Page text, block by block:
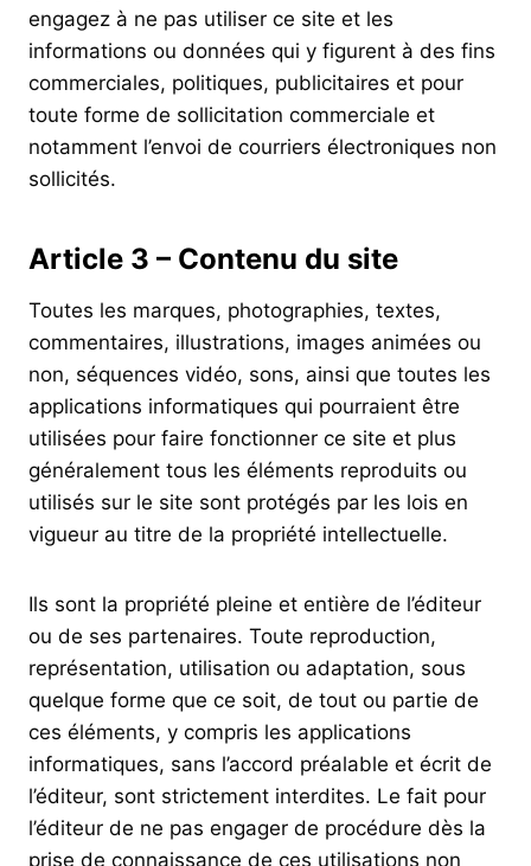
engagez à ne pas utiliser ce site et les
informations ou données qui y figurent à des fins
commerciales, politiques, publicitaires et pour
toute forme de sollicitation commerciale et
notamment l’envoi de courriers électroniques non
sollicités.
Article 3 – Contenu du site
Toutes les marques, photographies, textes,
commentaires, illustrations, images animées ou
non, séquences vidéo, sons, ainsi que toutes les
applications informatiques qui pourraient être
utilisées pour faire fonctionner ce site et plus
généralement tous les éléments reproduits ou
utilisés sur le site sont protégés par les lois en
vigueur au titre de la propriété intellectuelle.
Ils sont la propriété pleine et entière de l’éditeur
ou de ses partenaires. Toute reproduction,
représentation, utilisation ou adaptation, sous
quelque forme que ce soit, de tout ou partie de
ces éléments, y compris les applications
informatiques, sans l’accord préalable et écrit de
l’éditeur, sont strictement interdites. Le fait pour
l’éditeur de ne pas engager de procédure dès la
prise de connaissance de ces utilisations non